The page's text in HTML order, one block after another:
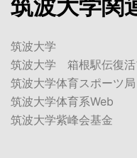
筑波大学関
筑波大学
筑波大学 箱根駅伝復活
筑波大学体育スポーツ局
筑波大学体育系Web
筑波大学紫峰会基金